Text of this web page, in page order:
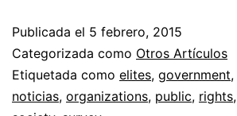
Publicada el 5 febrero, 2015
Categorizada como Otros Artículos
Etiquetada como elites, government,
noticias, organizations, public, rights,